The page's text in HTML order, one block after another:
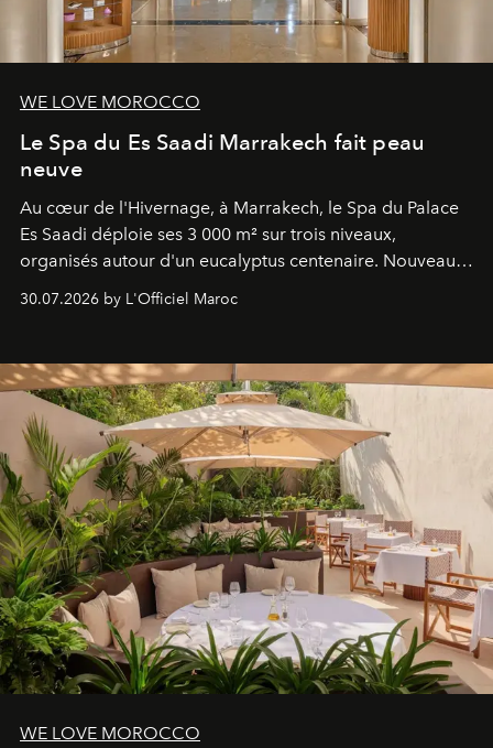
WE LOVE MOROCCO
Le Spa du Es Saadi Marrakech fait peau
neuve
Au cœur de l'Hivernage, à Marrakech, le Spa du Palace
Es Saadi déploie ses 3 000 m² sur trois niveaux,
organisés autour d'un eucalyptus centenaire. Nouveau
Lobby Bien-Être et Beauté, exclusivité mondiale en
neuro-cosmétique, parcours thermal et studio dédié au
entièreté, entre science des émotions et rituels
reposants.
30.07.2026 by L'Officiel Maroc
WE LOVE MOROCCO